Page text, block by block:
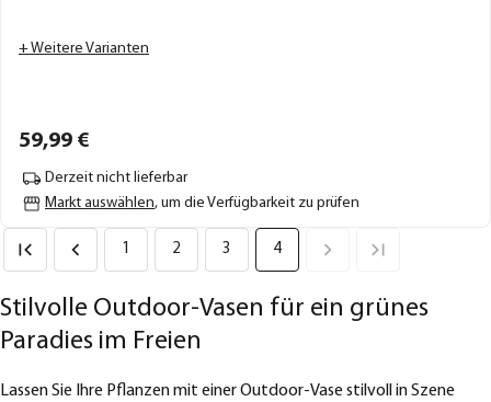
+ Weitere Varianten
59,99 €
Derzeit nicht lieferbar
Markt auswählen, um die Verfügbarkeit zu prüfen
1 2 3 4
Stilvolle Outdoor-Vasen für ein grünes
Paradies im Freien
Lassen Sie Ihre Pflanzen mit einer Outdoor-Vase stilvoll in Szene